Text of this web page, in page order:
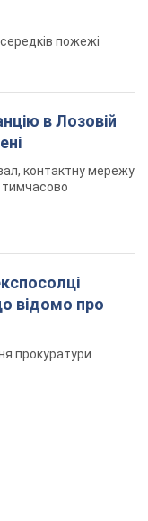
пожежі
в Лозовій
контактну мережу
тимчасово
прокуратури